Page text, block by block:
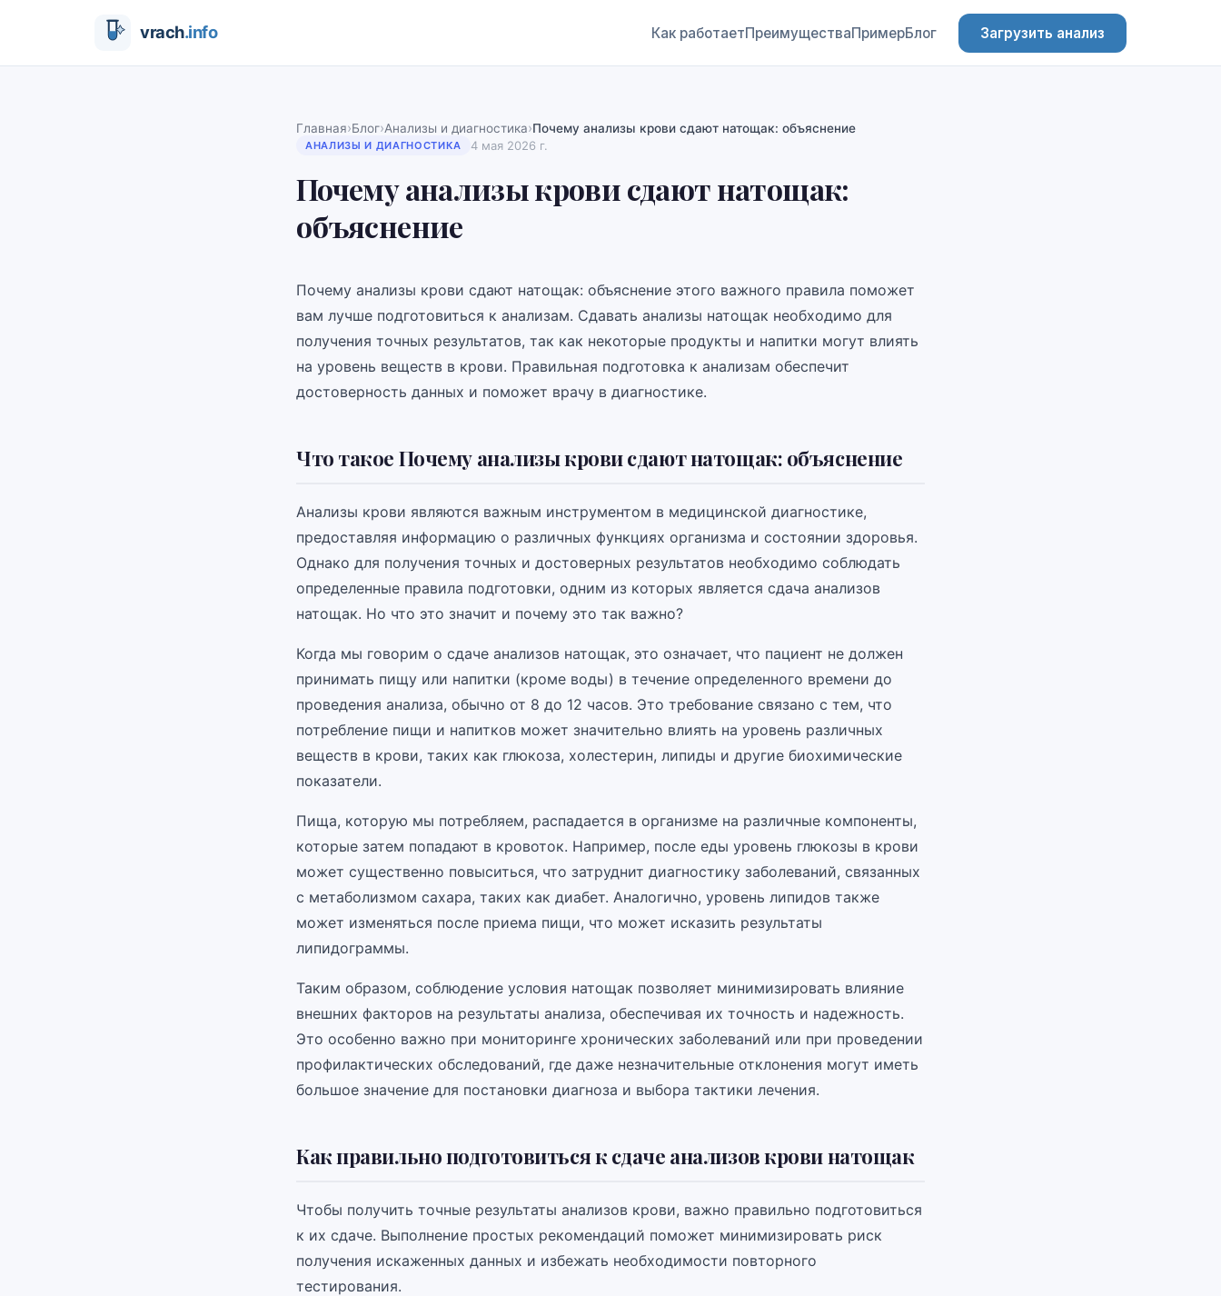
Как работаетПреимуществаПримерБлог Загрузить анализ
Главная›Блог›Анализы и диагностика›Почему анализы крови сдают натощак: объяснение
АНАЛИЗЫ И ДИАГНОСТИКА 4 мая 2026 г.
Почему анализы крови сдают натощак:
объяснение
Почему анализы крови сдают натощак: объяснение этого важного правила поможет
вам лучше подготовиться к анализам. Сдавать анализы натощак необходимо для
получения точных результатов, так как некоторые продукты и напитки могут влиять
на уровень веществ в крови. Правильная подготовка к анализам обеспечит
достоверность данных и поможет врачу в диагностике.
Что такое Почему анализы крови сдают натощак: объяснение
Анализы крови являются важным инструментом в медицинской диагностике,
предоставляя информацию о различных функциях организма и состоянии здоровья.
Однако для получения точных и достоверных результатов необходимо соблюдать
определенные правила подготовки, одним из которых является сдача анализов
натощак. Но что это значит и почему это так важно?
Когда мы говорим о сдаче анализов натощак, это означает, что пациент не должен
принимать пищу или напитки (кроме воды) в течение определенного времени до
проведения анализа, обычно от 8 до 12 часов. Это требование связано с тем, что
потребление пищи и напитков может значительно влиять на уровень различных
веществ в крови, таких как глюкоза, холестерин, липиды и другие биохимические
показатели.
Пища, которую мы потребляем, распадается в организме на различные компоненты,
которые затем попадают в кровоток. Например, после еды уровень глюкозы в крови
может существенно повыситься, что затруднит диагностику заболеваний, связанных
с метаболизмом сахара, таких как диабет. Аналогично, уровень липидов также
может изменяться после приема пищи, что может исказить результаты
липидограммы.
Таким образом, соблюдение условия натощак позволяет минимизировать влияние
внешних факторов на результаты анализа, обеспечивая их точность и надежность.
Это особенно важно при мониторинге хронических заболеваний или при проведении
профилактических обследований, где даже незначительные отклонения могут иметь
большое значение для постановки диагноза и выбора тактики лечения.
Как правильно подготовиться к сдаче анализов крови натощак
Чтобы получить точные результаты анализов крови, важно правильно подготовиться
к их сдаче. Выполнение простых рекомендаций поможет минимизировать риск
получения искаженных данных и избежать необходимости повторного
тестирования.